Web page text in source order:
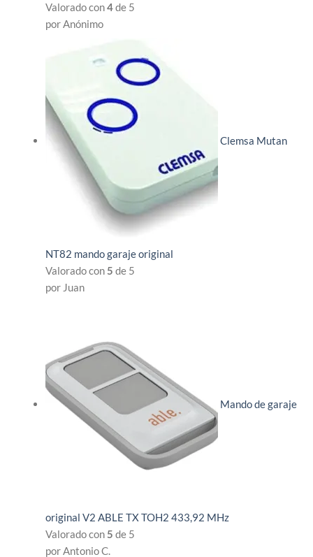
Valorado con4de 5
por Anónimo
Clemsa Mutan
NT82 mando garaje original
Valorado con5 de 5
por Juan
Mando de garaje
original V2 ABLE TX TOH2 433,92 MHz
Valorado con5 de 5
por Antonio C.